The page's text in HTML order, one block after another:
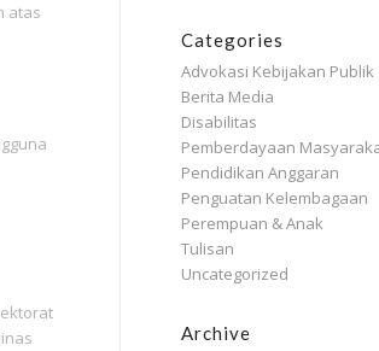
atas
Categories
Advokasi Kebijakan Publik
Berita Media
Disabilitas
Pemberdayaan
Pendidikan Anggaran
Penguatan Kelembagaan
Perempuan & Anak
Tulisan
Uncategorized
Archive